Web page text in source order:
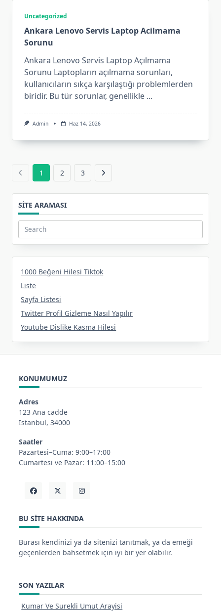
Uncategorized
Ankara Lenovo Servis Laptop Acilmama
Sorunu
Ankara Lenovo Servis Laptop Açılmama
Sorunu Laptopların açılmama sorunları,
kullanıcıların sıkça karşılaştığı problemlerden
biridir. Bu tür sorunlar, genellikle ...
Admin Haz 14, 2026
1 2 3
SITE ARAMASI
Search
for:
1000 Beğeni Hilesi Tiktok
Liste
Sayfa Listesi
Twitter Profil Gizleme Nasıl Yapılır
Youtube Dislike Kasma Hilesi
KONUMUMUZ
Adres
123 Ana cadde
İstanbul, 34000
Saatler
Pazartesi–Cuma: 9:00–17:00
Cumartesi ve Pazar: 11:00–15:00
BU SITE HAKKINDA
Burası kendinizi ya da sitenizi tanıtmak, ya da emeği
geçenlerden bahsetmek için iyi bir yer olabilir.
SON YAZILAR
Kumar Ve Surekli Umut Arayisi